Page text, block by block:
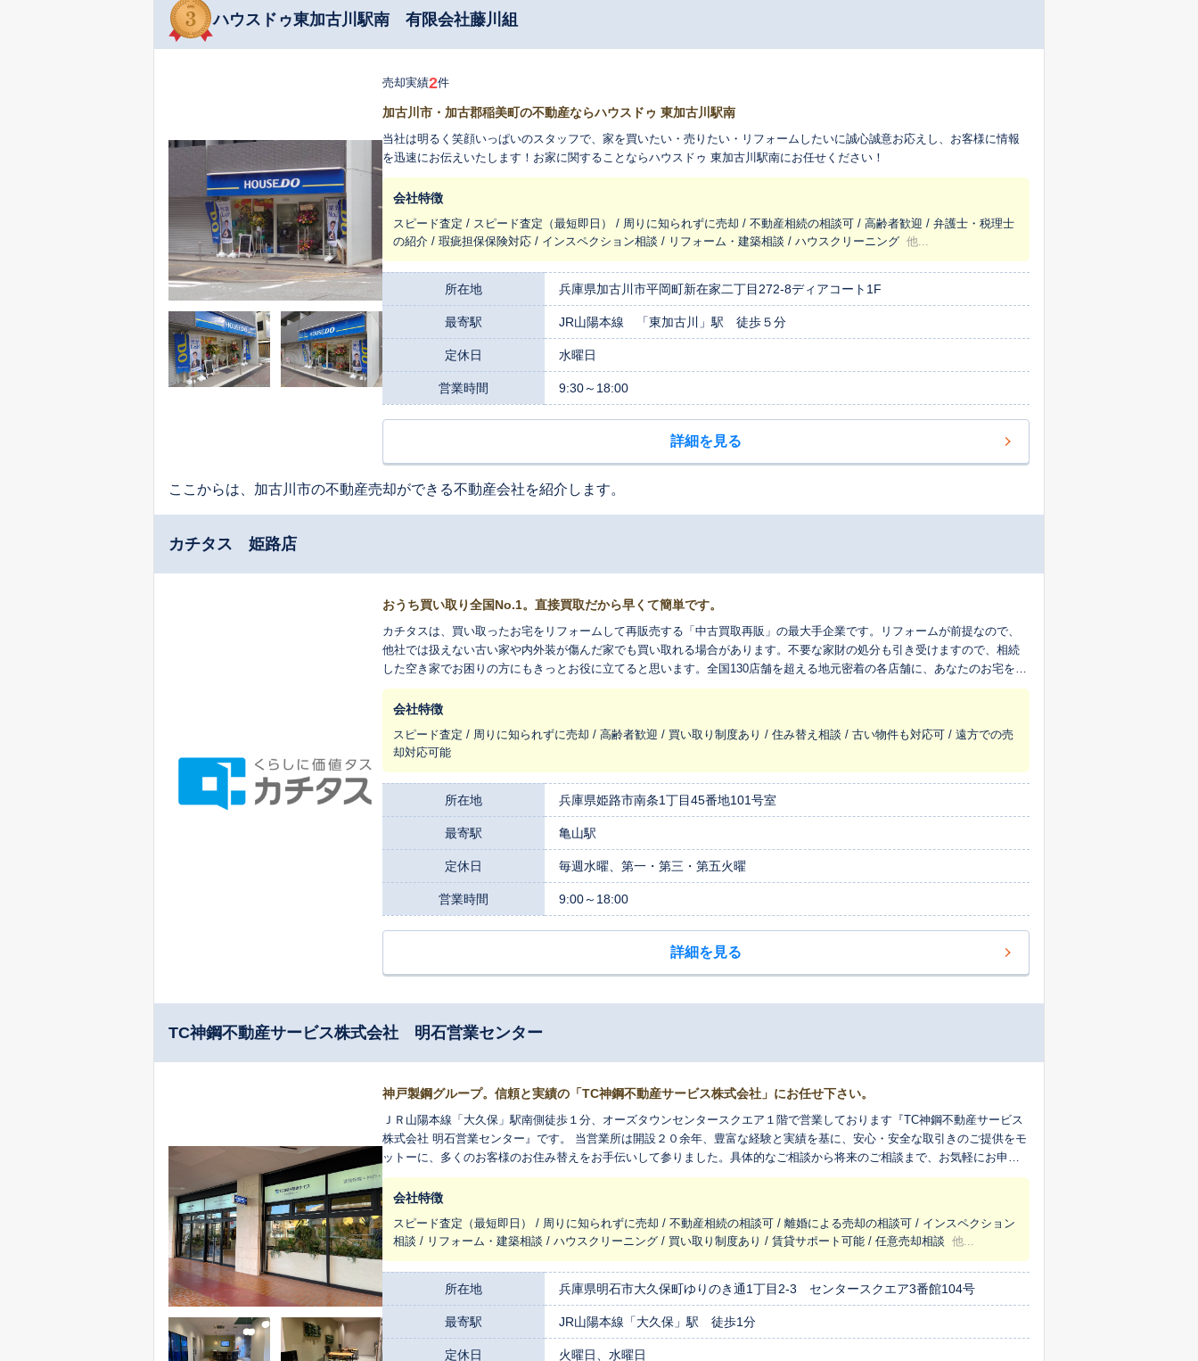
ハウスドゥ東加古川駅南 有限会社藤川組
売却実績2件
加古川市・加古郡稲美町の不動産ならハウスドゥ 東加古川駅南
当社は明るく笑顔いっぱいのスタッフで、家を買いたい・売りたい・リフォームしたいに誠心誠意お応えし、お客様に情報
を迅速にお伝えいたします！お家に関することならハウスドゥ 東加古川駅南にお任せください！
会社特徴
スピード査定 / スピード査定（最短即日） / 周りに知られずに売却 / 不動産相続の相談可 / 高齢者歓迎 / 弁護士・税理士
の紹介 / 瑕疵担保保険対応 / インスペクション相談 / リフォーム・建築相談 / ハウスクリーニング 他...
所在地 兵庫県加古川市平岡町新在家二丁目272-8ディアコート1F
最寄駅 JR山陽本線 「東加古川」駅 徒歩５分
定休日 水曜日
営業時間 9:30～18:00
詳細を見る
ここからは、加古川市の不動産売却ができる不動産会社を紹介します。
カチタス 姫路店
おうち買い取り全国No.1。直接買取だから早くて簡単です。
カチタスは、買い取ったお宅をリフォームして再販売する「中古買取再販」の最大手企業です。リフォームが前提なので、
他社では扱えない古い家や内外装が傷んだ家でも買い取れる場合があります。不要な家財の処分も引き受けますので、相続
した空き家でお困りの方にもきっとお役に立てると思います。全国130店舗を超える地元密着の各店舗に、あなたのお宅を生
まれ変わらせ、長く住みつなぐお手伝いをさせてください。
会社特徴
スピード査定 / 周りに知られずに売却 / 高齢者歓迎 / 買い取り制度あり / 住み替え相談 / 古い物件も対応可 / 遠方での売
却対応可能
所在地 兵庫県姫路市南条1丁目45番地101号室
最寄駅 亀山駅
定休日 毎週水曜、第一・第三・第五火曜
営業時間 9:00～18:00
詳細を見る
TC神鋼不動産サービス株式会社 明石営業センター
神戸製鋼グループ。信頼と実績の「TC神鋼不動産サービス株式会社」にお任せ下さい。
ＪＲ山陽本線「大久保」駅南側徒歩１分、オーズタウンセンタースクエア１階で営業しております『TC神鋼不動産サービス
株式会社 明石営業センター』です。 当営業所は開設２０余年、豊富な経験と実績を基に、安心・安全な取引きのご提供をモ
ットーに、多くのお客様のお住み替えをお手伝いして参りました。具体的なご相談から将来のご相談まで、お気軽にお申し
付け下さい。スタッフ一同、皆様のご来店を心よりお待ちしております。
会社特徴
スピード査定（最短即日） / 周りに知られずに売却 / 不動産相続の相談可 / 離婚による売却の相談可 / インスペクション
相談 / リフォーム・建築相談 / ハウスクリーニング / 買い取り制度あり / 賃貸サポート可能 / 任意売却相談 他...
所在地 兵庫県明石市大久保町ゆりのき通1丁目2-3 センタースクエア3番館104号
最寄駅 JR山陽本線「大久保」駅 徒歩1分
定休日 火曜日、水曜日